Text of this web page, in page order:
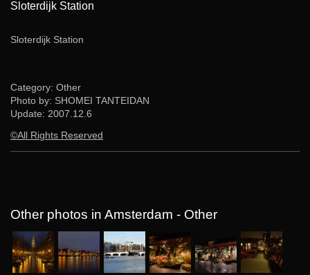
Sloterdijk Station
Sloterdijk Station
Category: Other
Photo by: SHOMEI TANTEIDAN
Update: 2007.12.6
©All Rights Reserved
Other photos in Amsterdam - Other